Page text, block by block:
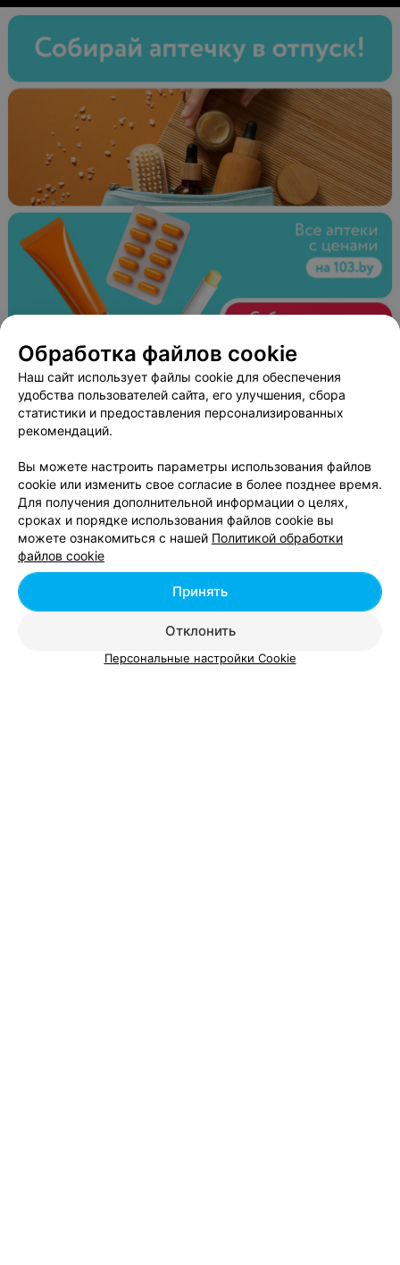
ЭФФЕКТИВНАЯ РЕКЛАМА НА САЙТЕ
ЦЕНТР ДОПОЛНИТЕЛЬНОГО ОБРАЗОВАНИЯ
Альтернатива
Метро:Площадь Ленина ,Вокзальная
Микрорайон:Центр,Пр-т Независимости
Формы обучения :Интенсивный курс (экспресс-курс),
Корпоративные занятия,Курс поддержки языка,Общий курс
для взрослых
Обработка файлов cookie
Наш сайт использует файлы cookie для обеспечения
удобства пользователей сайта, его улучшения, сбора
статистики и предоставления персонализированных
рекомендаций.
Вы можете настроить параметры использования файлов
cookie или изменить свое согласие в более позднее время.
Для получения дополнительной информации о целях,
сроках и порядке использования файлов cookie вы
можете ознакомиться с нашей Политикой обработки
файлов cookie
Отклонить
Принять
Персональные настройки Cookie